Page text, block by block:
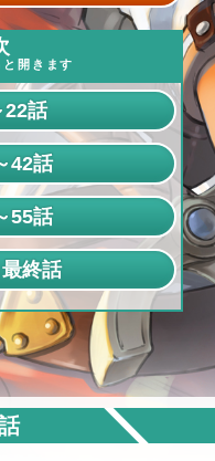
開きます
話
42話
55話
終話